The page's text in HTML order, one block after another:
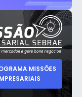
MISSÕES